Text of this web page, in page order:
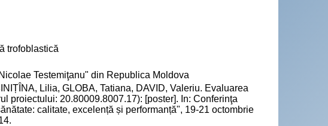
trofoblastică
Testemiţanu" din Republica Moldova
Lilia, GLOBA, Tatiana, DAVID, Valeriu. Evaluarea
proiectului: 20.80009.8007.17): [poster]. In: Conferinţa
calitate, excelență și performanță", 19-21 octombrie